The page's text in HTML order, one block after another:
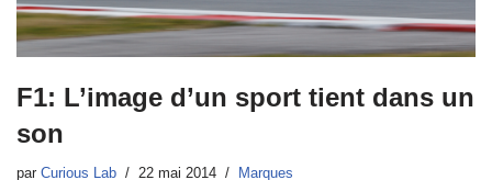
F1: L’image d’un sport tient dans un
son
par Curious Lab 22 mai 2014 Marques